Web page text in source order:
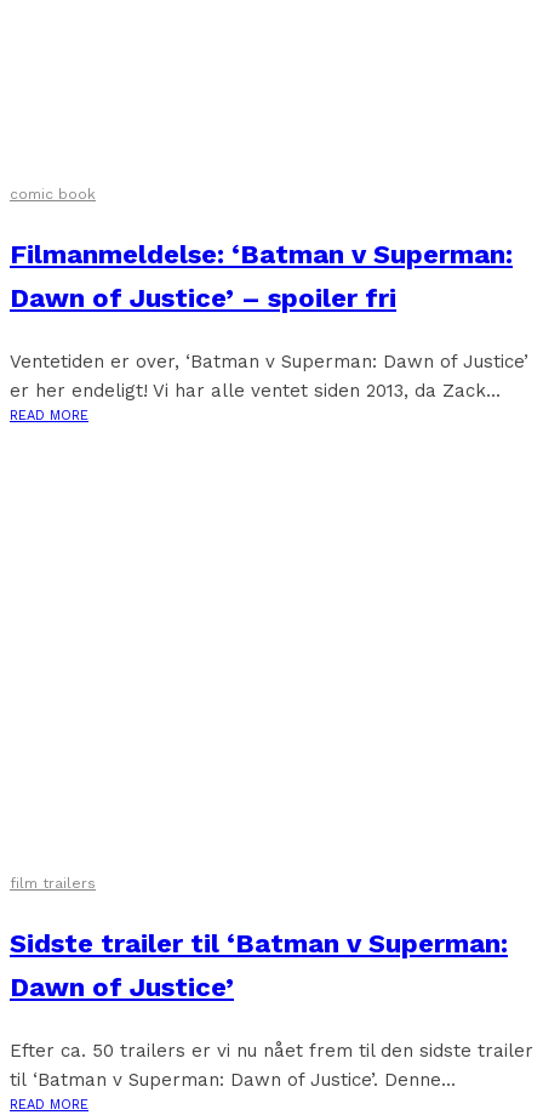
comic book
Filmanmeldelse: ‘Batman v Superman:
Dawn of Justice’ – spoiler fri
Ventetiden er over, ‘Batman v Superman: Dawn of Justice’
er her endeligt! Vi har alle ventet siden 2013, da Zack...
READ MORE
film trailers
Sidste trailer til ‘Batman v Superman:
Dawn of Justice’
Efter ca. 50 trailers er vi nu nået frem til den sidste trailer
til ‘Batman v Superman: Dawn of Justice’. Denne...
READ MORE